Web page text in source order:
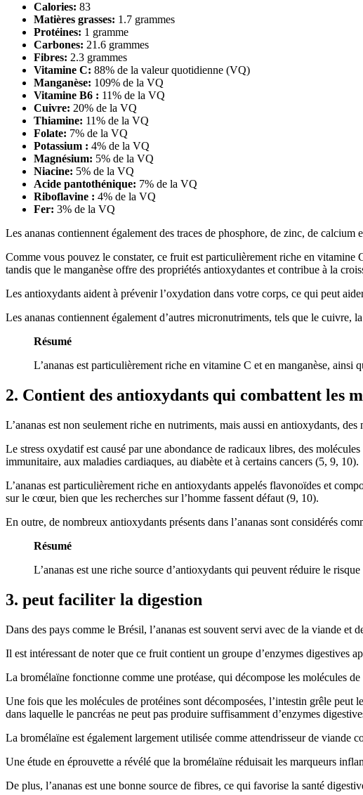
Calories: 83
Matières grasses: 1.7 grammes
Protéines: 1 gramme
Carbones: 21.6 grammes
Fibres: 2.3 grammes
Vitamine C: 88% de la valeur quotidienne (VQ)
Manganèse: 109% de la VQ
Vitamine B6 : 11% de la VQ
Cuivre: 20% de la VQ
Thiamine: 11% de la VQ
Folate: 7% de la VQ
Potassium : 4% de la VQ
Magnésium: 5% de la VQ
Niacine: 5% de la VQ
Acide pantothénique: 7% de la VQ
Riboflavine : 4% de la VQ
Fer: 3% de la VQ
Les ananas contiennent également des traces de phosphore, de zinc, de calcium
Comme vous pouvez le constater, ce fruit est particulièrement riche en vitamine
tandis que le manganèse offre des propriétés antioxydantes et contribue à la
Les antioxydants aident à prévenir l’oxydation dans votre corps, ce qui peut
Les ananas contiennent également d’autres micronutriments, tels que le
Résumé
L’ananas est particulièrement riche en vitamine C et en manganèse, ainsi
2. Contient des antioxydants qui combattent les
L’ananas est non seulement riche en nutriments, mais aussi en antioxydants,
Le stress oxydatif est causé par une abondance de radicaux libres, des
immunitaire, aux maladies cardiaques, au diabète et à certains cancers (5, 9, 10).
L’ananas est particulièrement riche en antioxydants appelés flavonoïdes et
sur le cœur, bien que les recherches sur l’homme fassent défaut (9, 10).
En outre, de nombreux antioxydants présents dans l’ananas sont considérés
Résumé
L’ananas est une riche source d’antioxydants qui peuvent réduire le
3. peut faciliter la digestion
Dans des pays comme le Brésil, l’ananas est souvent servi avec de la viande et
Il est intéressant de noter que ce fruit contient un groupe d’enzymes digestives
La bromélaïne fonctionne comme une protéase, qui décompose les molécules
Une fois que les molécules de protéines sont décomposées, l’intestin grêle
dans laquelle le pancréas ne peut pas produire suffisamment d’enzymes
La bromélaïne est également largement utilisée comme attendrisseur de viande
Une étude en éprouvette a révélé que la bromélaïne réduisait les marqueurs
De plus, l’ananas est une bonne source de fibres, ce qui favorise la santé